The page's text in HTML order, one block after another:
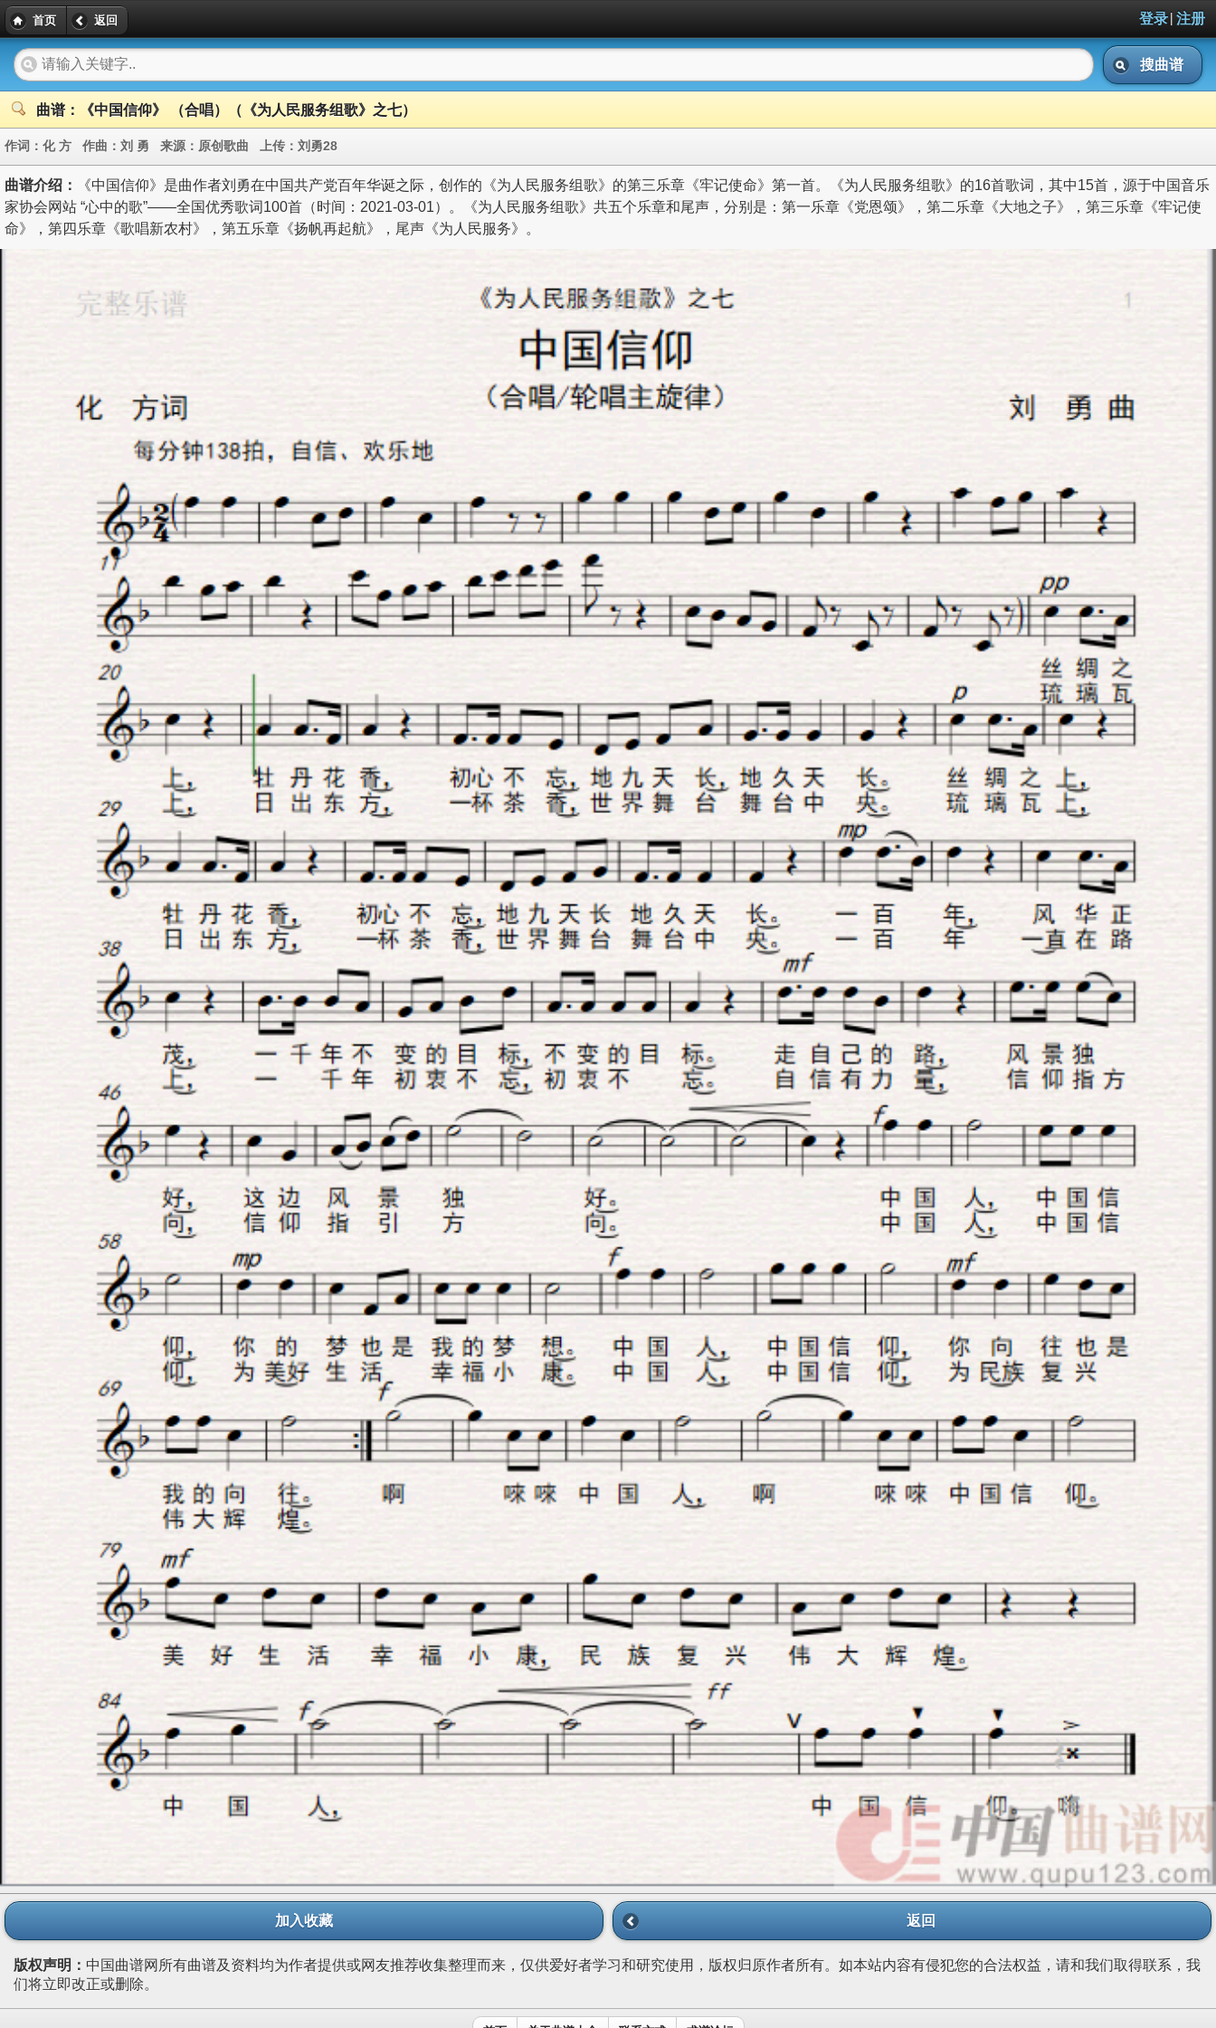
首页 返回 登录| 注册
搜曲谱
曲谱：《中国信仰》 （合唱）（《为人民服务组歌》之七）
作词： 化 方 作曲： 刘 勇 来源： 原创歌曲 上传： 刘勇28
曲谱介绍：
《中国信仰》是曲作者刘勇在中国共产党百年华诞之际，创作的《为人民服务组歌》的第三乐章《牢记使命》第一首。《为人民服务组歌》的16首歌词，其中15首，源于中国音乐
家协会网站 “心中的歌”——全国优秀歌词100首（时间：2021-03-01）。《为人民服务组歌》共五个乐章和尾声，分别是：第一乐章《党恩颂》，第二乐章《大地之子》，第三乐章《牢记使
命》，第四乐章《歌唱新农村》，第五乐章《扬帆再起航》，尾声《为人民服务》。
加入收藏 返回
版权声明： 中国曲谱网所有曲谱及资料均为作者提供或网友推荐收集整理而来，仅供爱好者学习和研究使用，版权归原作者所有。如本站内容有侵犯您的合法权益，请和我们取得联系，我
们将立即改正或删除。